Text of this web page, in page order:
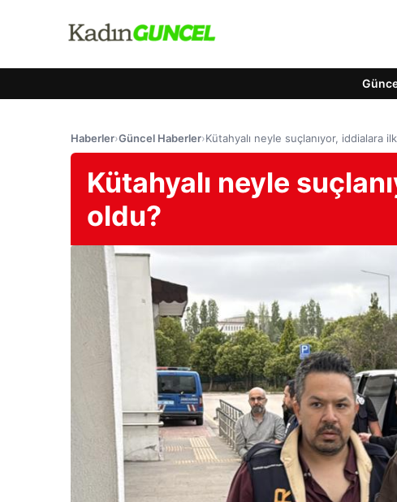
Haberler›Güncel Haberler›Kütahyalı neyle suçlanıyor, iddialara
Kütahyalı neyle
oldu?